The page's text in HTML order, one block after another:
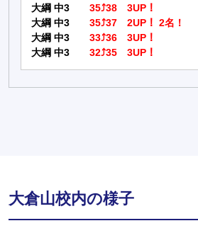
大綱 中3
35⤴38 3UP！
大綱 中3
35⤴37 2UP！ 2名！
大綱 中3
33⤴36 3UP！
大綱 中3
32⤴35 3UP！
大倉山校内の様子